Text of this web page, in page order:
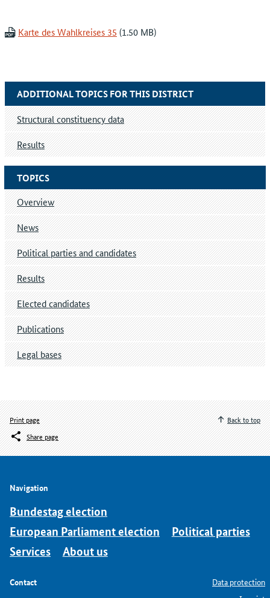
Karte des Wahlkreises 35
TOPICS
Overview
News
Political parties and candidates
Results
Elected candidates
Publications
Legal bases
ADDITIONAL TOPICS FOR THIS DISTRICT
Structural constituency data
Results
Print page
Share page
Back to top
Navigation
Bundestag election
European Parliament election
Political parties
Services
About us
Contact
Data protection